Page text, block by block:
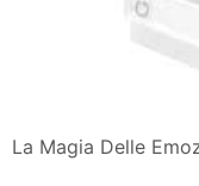
La Magia Delle